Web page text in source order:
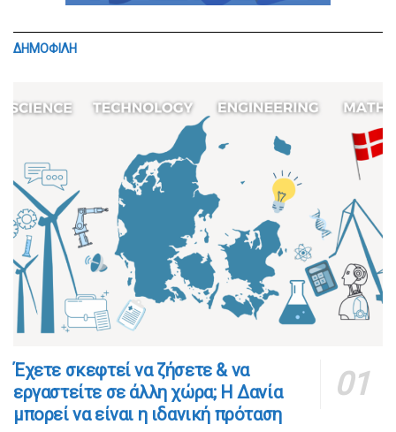
ΔΗΜΟΦΙΛΗ
​​Έχετε σκεφτεί να ζήσετε & να
εργαστείτε σε άλλη χώρα; Η Δανία
μπορεί να είναι η ιδανική πρόταση